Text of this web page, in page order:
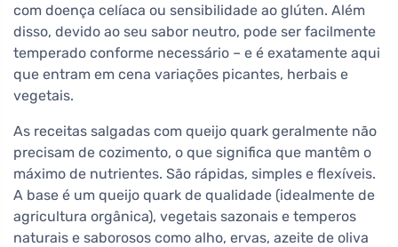
com doença celíaca ou sensibilidade ao glúten. Além
disso, devido ao seu sabor neutro, pode ser facilmente
temperado conforme necessário – e é exatamente aqui
que entram em cena variações picantes, herbais e
vegetais.
As receitas salgadas com queijo quark geralmente não
precisam de cozimento, o que significa que mantêm o
máximo de nutrientes. São rápidas, simples e flexíveis.
A base é um queijo quark de qualidade (idealmente de
agricultura orgânica), vegetais sazonais e temperos
naturais e saborosos como alho, ervas, azeite de oliva